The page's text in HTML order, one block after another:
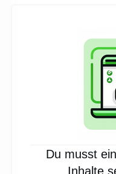
Du musst
Inhalte